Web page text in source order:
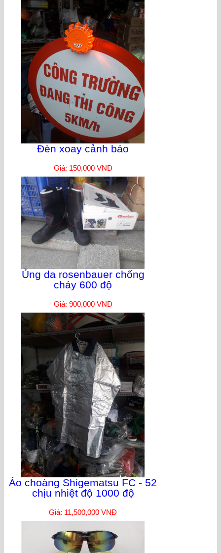
Đèn xoay cảnh báo
Giá: 150,000 VNĐ
Ủng da rosenbauer chống
cháy 600 độ
Giá: 900,000 VNĐ
Áo choàng Shigematsu FC - 52
chịu nhiệt độ 1000 độ
Giá: 11,500,000 VNĐ